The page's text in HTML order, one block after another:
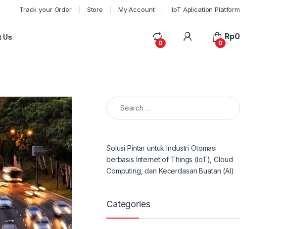
Track your Order Store My Account IoT Aplication Platform
Us
0
My Account
0
Rp0
Search for:
Solusi Pintar untuk Industri Otomasi
berbasis Internet of Things (IoT), Cloud
Computing, dan Kecerdasan Buatan (AI)
Categories